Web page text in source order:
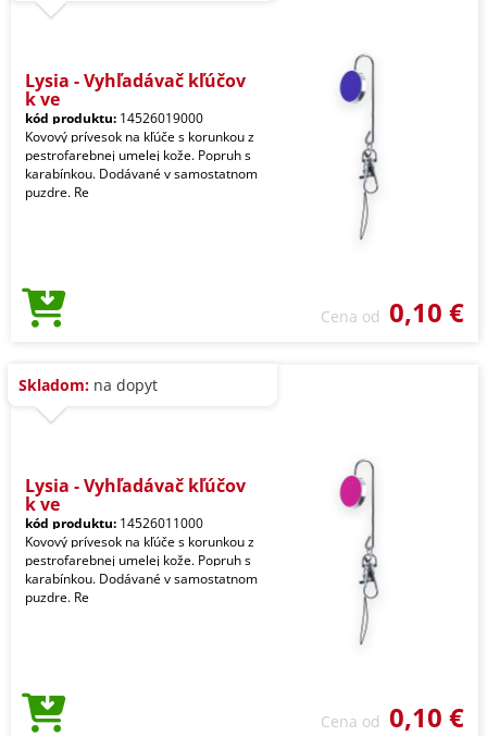
Lysia - Vyhľadávač kľúčov
k ve
kód produktu: 14526019000
Kovový prívesok na kľúče s korunkou z
pestrofarebnej umelej kože. Popruh s
karabínkou. Dodávané v samostatnom
puzdre. Re
Cena od 0,10 €
Skladom: na dopyt
Lysia - Vyhľadávač kľúčov
k ve
kód produktu: 14526011000
Kovový prívesok na kľúče s korunkou z
pestrofarebnej umelej kože. Popruh s
karabínkou. Dodávané v samostatnom
puzdre. Re
Cena od 0,10 €